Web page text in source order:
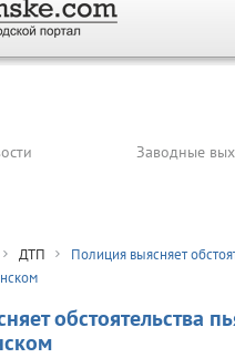
Заводные
ДТП
Полиция выясняет
обстоятельства